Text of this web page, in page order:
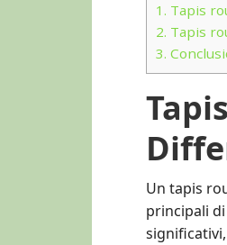
1. Tapis
2. Tapis
3.
Un tapis
principali